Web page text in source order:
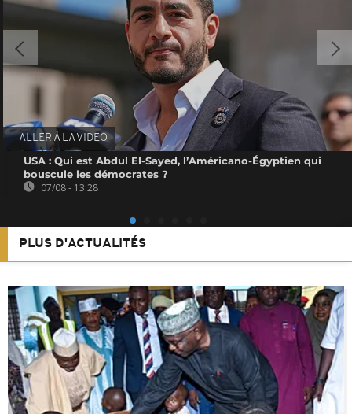
ALLER À LA VIDEO
USA : Qui est Abdul El-Sayed, l’Américano-Égyptien qui
bouscule les démocrates ?
07/08 - 13:28
PLUS D'ACTUALITÉS